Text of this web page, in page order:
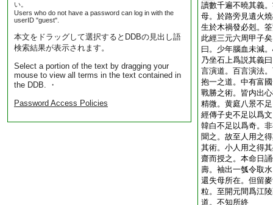
い。
Users who do not have a password can log in with the
userID "guest".
本文をドラッグして選択するとDDBの見出し語
検索結果が表示されます。
Select a portion of the text by dragging your
mouse to view all terms in the text contained in
the DDB. ・
Password Access Policies
讀數千遍不曉其義
母。於路旁見遺火
生於木禍發必剋。
此經三元六周甲子
曰。少年腦血未減
乃坐石上爲説其義
言演道。百言演法
抱一之道。中有富
戰勝之術。皆内出
精微。黄庭八景不
經傳子史不足以爲
韓白不足以爲奇。
聞之。故至人用之
其術。小人用之得
齋而授之。本命日
壽。袖出一瓠令取
還失母所在。但留
粒。至開元間爲江
道。不知所終